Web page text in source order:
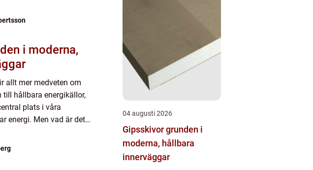
allt mer medveten om
hållbara energikällor,
plats i våra
energi. Men vad är det
04 augusti 2026
Gipsskivor grunden i
moderna, hållbara
innerväggar